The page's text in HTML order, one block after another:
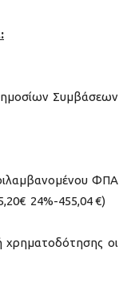
Συμβάσεων
ΦΠΑ
24%-455,04 €)
χρηματοδότησης οι